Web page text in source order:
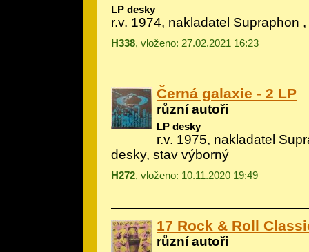
LP desky
r.v. 1974, nakladatel Supraphon
H338, vloženo: 27.02.2021 16:23
Černá galaxie - 2 LP
různí autoři
LP desky
r.v. 1975, nakladatel
desky, stav výborný
H272, vloženo: 10.11.2020 19:49
17 Rock & Roll
různí autoři